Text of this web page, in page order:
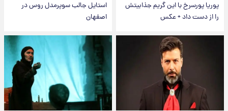
پوریا پورسرخ با این گریم جذابیتش
را از دست داد + عکس
استایل جالب سوپرمدل روس در
اصفهان